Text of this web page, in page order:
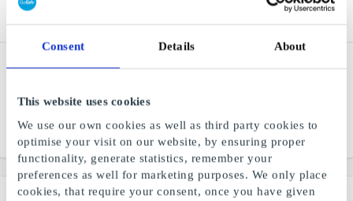
Consent Details About
This website uses cookies
We use our own cookies as well as third party cookies to
optimise your visit on our website, by ensuring proper
functionality, generate statistics, remember your
preferences as well for marketing purposes. We only place
cookies, that require your consent, once you have given
Gift ticket to the cinema -
From NOK 100 From NOK 50